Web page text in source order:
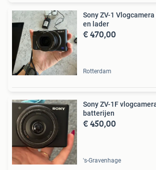
Sony ZV-1
en lader
€ 470,00
Rotterdam
Sony ZV-1F
batterijen
€ 450,00
's-Gravenhage